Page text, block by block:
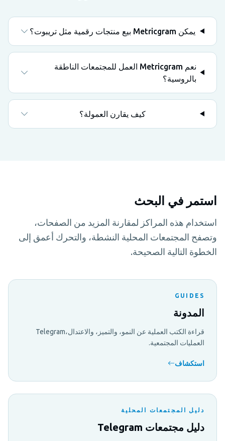
يمكن Metricgram بيع منتجات رقمية مثل تريبوت؟
نعم Metricgram العمل للمجتمعات الناطقة
بالروسية؟
كيف يقارن العمولة؟
استمر في البحث
استخدام هذه المراكز لمقارنة المزيد من الصفحات،
وتصفح المجتمعات المحلية النشطة، والتحرك أعمق إلى
الخطوة التالية الصحيحة.
GUIDES
المدونة
قراءة الكتب العملية عن النمو، والتميز، والاعتدال،Telegram
العمليات المجتمعية.
استكشاف
دليل المجتمعات المحلية
دليل مجتمعات Telegram